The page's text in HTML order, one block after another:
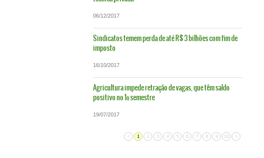
06/12/2017
Sindicatos temem perda de até R$ 3 bilhões com fim de
imposto
16/10/2017
Agricultura impede retração de vagas, que têm saldo
positivo no 1º semestre
19/07/2017
< 1 2 3 4 5 6 7 8 9 10 >